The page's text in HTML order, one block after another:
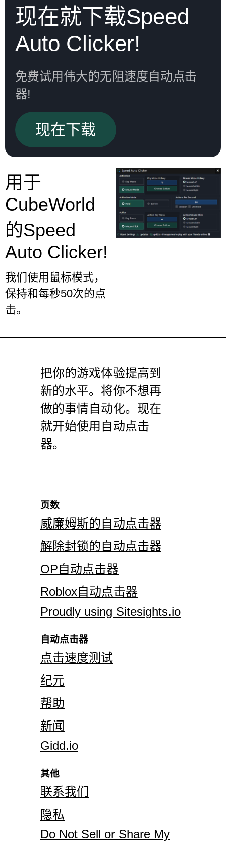
现在就下载Speed
Auto Clicker!
免费试用伟大的无阻速度自动点击
器!
现在下载
用于
CubeWorld
的Speed
Auto Clicker!
我们使用鼠标模式，
保持和每秒50次的点
击。
把你的游戏体验提高到
新的水平。将你不想再
做的事情自动化。现在
就开始使用自动点击
器。
页数
威廉姆斯的自动点击器
解除封锁的自动点击器
OP自动点击器
Roblox自动点击器
Proudly using Sitesights.io
自动点击器
点击速度测试
纪元
帮助
新闻
Gidd.io
其他
联系我们
隐私
Do Not Sell or Share My